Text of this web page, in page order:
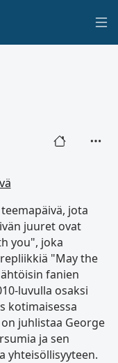
jota
juuret ovat
you", joka
"May the
fanien
luvulla osaksi
kotimaisessa
juhlistaa George
ja sen
yhteisöllisyyteen.